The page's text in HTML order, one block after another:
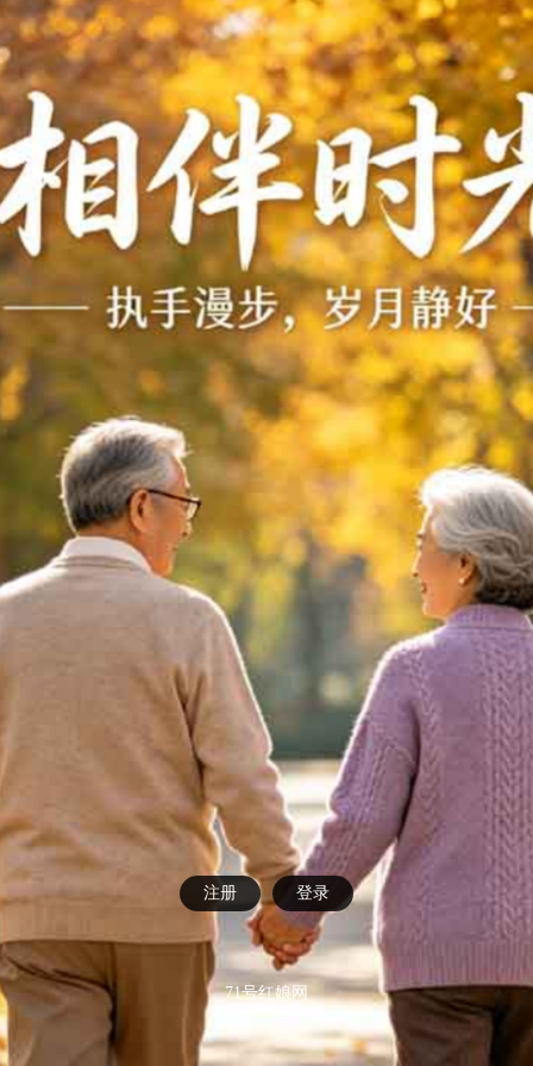
注册 登录
71号红娘网